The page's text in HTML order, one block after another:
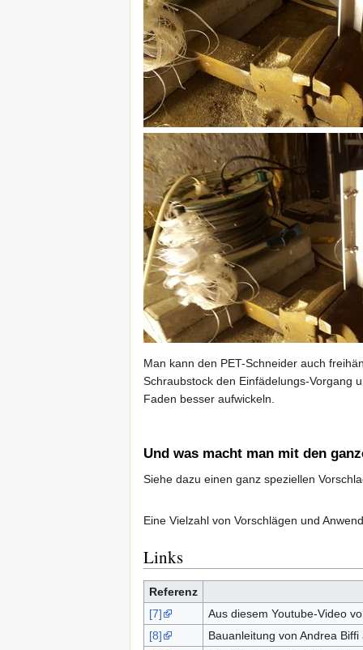
Man kann den PET-Schneider auch
Schraubstock den Einfädelungs-Vorgang
Faden besser aufwickeln.
Und was macht man mit den
Siehe dazu einen ganz speziellen
Eine Vielzahl von Vorschlägen und
Links
Referenz
[7]
Aus diesem Youtube-Video
[8]
Bauanleitung von Andrea